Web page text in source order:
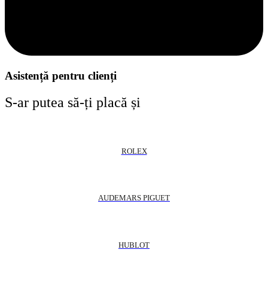
Asistență pentru clienți
S-ar putea să-ți placă și
ROLEX
AUDEMARS PIGUET
HUBLOT